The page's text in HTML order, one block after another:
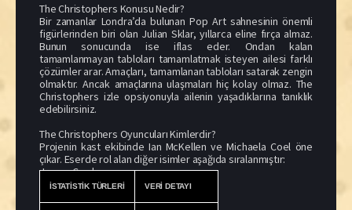
The Christophers Konusu Nedir?
Bir zamanlar Londra’da bulunan Pop Art sahnesinin önemli
figürlerinden biri olan Julian Sklar, yıllarca eline fırça almaz.
Bunun sonucunda ise iflas eder. Ondan kalan
tamamlanmayan tabloları tamamlatmak isteyen ailesi farklı
çözümler arar. Amaçları, tamamlanan tabloları satarak zengin
olmaktır. Ancak amaçlarına ulaşmaları hiç kolay olmaz. The
Christophers izle opsiyonuyla ailenin yaşadıklarına tanıklık
edebilirsiniz.
The Christophers Oyuncuları Kimlerdir?
Projenin kast ekibinde Ian McKellen ve Michaela Coel öne
çıkar. Eserde rol alan diğer isimler aşağıda sıralanmıştır:
James Corden
Dmitri Prokopiev
İSTATİSTİK TÜRLERİ VERİ DETAYI